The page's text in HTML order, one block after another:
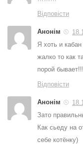
Відповісти
Анонім
Я хоть и
жалко то как
порой бывает!!!
Відповісти
Анонім
Зато
Как сьеду на
себе котёнку)